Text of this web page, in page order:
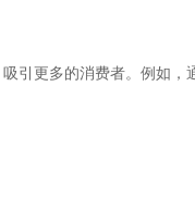
引更多的消费者。例如